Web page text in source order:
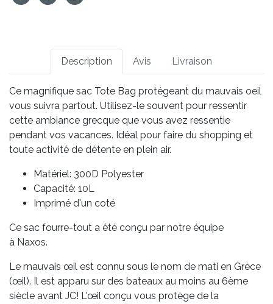
Description Avis Livraison
Ce magnifique sac Tote Bag protégeant du mauvais oeil
vous suivra partout. Utilisez-le souvent pour ressentir
cette ambiance grecque que vous avez ressentie
pendant vos vacances. Idéal pour faire du shopping et
toute activité de détente en plein air.
Matériel: 300D Polyester
Capacité: 10L
Imprimé d'un coté
Ce sac fourre-tout a été conçu par notre équipe
à Naxos.
Le mauvais œil est connu sous le nom de mati en Grèce
(œil). Il est apparu sur des bateaux au moins au 6ème
siècle avant JC! L'œil conçu vous protège de la